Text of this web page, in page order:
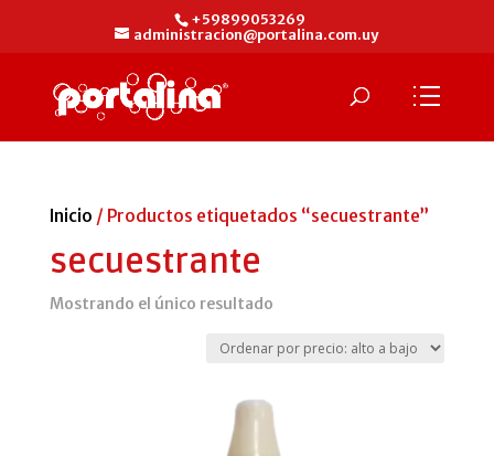
+59899053269
administracion@portalina.com.uy
Inicio / Productos etiquetados “secuestrante”
secuestrante
Mostrando el único resultado